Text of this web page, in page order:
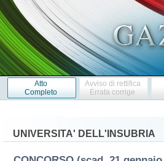
Atto
Completo
Avviso di rettifica
Errata corrige
UNIVERSITA' DELL'INSUBRIA